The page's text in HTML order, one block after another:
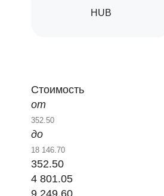
HUB
Стоимость
от
до
352.50
4 801.05
9 249.60